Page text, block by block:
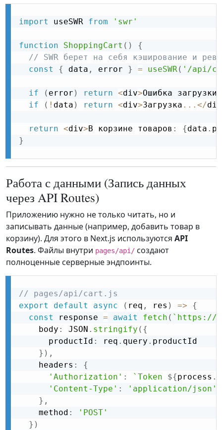
import useSWR from 'swr'
function ShoppingCart ( )
{
// SWR берет на себя кэширование и
const
{ data , error } = useSWR ( '/api/
if ( error ) return <div>Ошибка загрузки
if
( ! data ) return <div>Загрузка ... </div
return <div>В корзине товаров : {data .
}
Работа с данными (Запись данных
через API Routes)
Приложению нужно не только читать, но и
записывать данные (например, добавить товар в
корзину). Для этого в Next.js используются API
Routes. Файлы внутри pages/api/ создают
полноценные серверные эндпоинты.
// pages/api/cart.js
export
default async ( req , res ) =>
{
const
response = await fetch ( `https://
    body
: JSON . stringify ( {
      productId
: req . query . productId
} ) ,
    headers
:
{
'Authorization' : `Token ${process .
'Content-Type' :
'application/json'
} ,
    method
:
'POST'
} )